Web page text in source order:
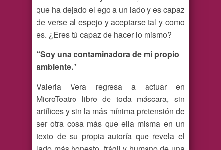
que ha dejado el ego a un lado y es capaz
de verse al espejo y aceptarse tal y como
es. ¿Eres tú capaz de hacer lo mismo?
“Soy una contaminadora de mi propio
ambiente.”
Valeria Vera regresa a actuar en
MicroTeatro libre de toda máscara, sin
artífices y sin la más mínima pretensión de
ser otra cosa más que ella misma en un
texto de su propia autoría que revela el